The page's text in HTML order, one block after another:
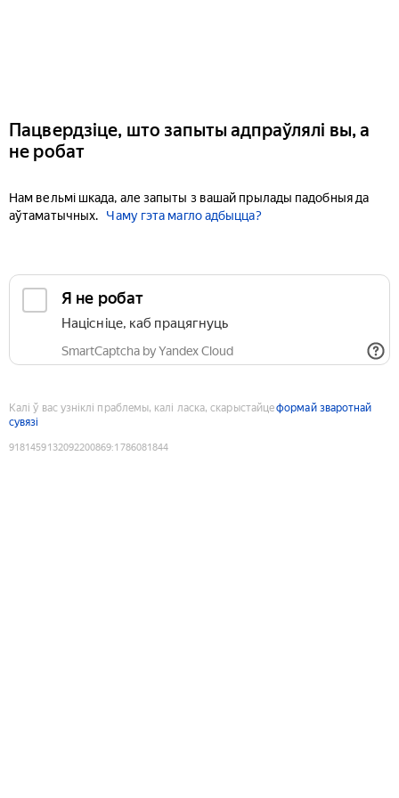
Пацвердзіце, што запыты адпраўлялі вы, а
не робат
Нам вельмі шкада, але запыты з вашай прылады падобныя да
аўтаматычных.
Чаму гэта магло адбыцца?
Я не робат
Націсніце, каб працягнуць
SmartCaptcha by Yandex Cloud
Калі ў вас узніклі праблемы, калі ласка, скарыстайцеформай зваротнай
сувязі
9181459132092200869:1786081844